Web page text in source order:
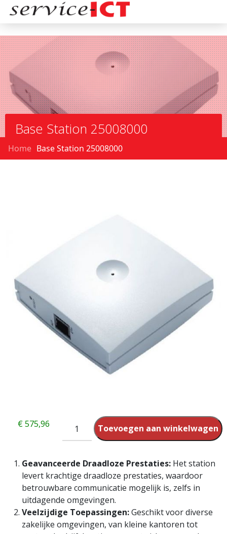
Base Station 25008000
Home Base Station 25008000
Toevoegen aan winkelwagen
€575,96
Geavanceerde Draadloze Prestaties: Het station
levert krachtige draadloze prestaties, waardoor
betrouwbare communicatie mogelijk is, zelfs in
uitdagende omgevingen.
Veelzijdige Toepassingen:Geschikt voor diverse
zakelijke omgevingen, van kleine kantoren tot